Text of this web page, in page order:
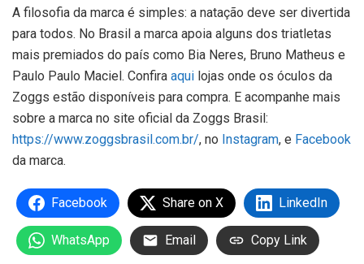
A filosofia da marca é simples: a natação deve ser divertida
para todos. No Brasil a marca apoia alguns dos triatletas
mais premiados do país como Bia Neres, Bruno Matheus e
Paulo Paulo Maciel. Confira aqui lojas onde os óculos da
Zoggs estão disponíveis para compra. E acompanhe mais
sobre a marca no site oficial da Zoggs Brasil:
https://www.zoggsbrasil.com.br/, no Instagram, e Facebook
da marca.
Facebook Share on X LinkedIn
WhatsApp Email Copy Link